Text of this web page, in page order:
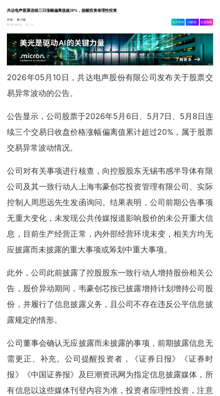
共达电声股票连续三日涨幅偏离值超20%，提醒投资者理性投资
作者：集小微
05-10 16:51
1.4w
相关舆情 AI解读 生成海报
2026年05月10日，共达电声股份有限公司发布关于股票交
易异常波动的公告。
公告显示，公司股票于2026年5月6日、5月7日、5月8日连
续三个交易日收盘价格涨幅偏离值累计超过20%，属于股票
交易异常波动情况。
公司对有关事项进行核查，向控股股东无锡韦感半导体有限
公司及其一致行动人上海韦豪创芯投资管理有限公司、实际
控制人周思远先生发函询问。结果表明，公司前期公告事项
无重大变化，未发现公共传媒报道影响股价的未公开重大信
息，目前生产经营正常，内外部经营环境未变，相关方均无
应披露而未披露的重大事项或筹划中重大事项。
此外，公司此前披露了控股股东一致行动人增持股份相关公
告，股价异动期间，韦豪创芯按已披露增持计划增持公司股
份，并履行了信息披露义务，且公司不存在违反公平信息披
露规定的情形。
公司董事会确认无应披露而未披露的事项，前期披露信息无
需更正、补充。公司提醒投资者，《证券日报》《证券时
报》《中国证券报》及巨潮资讯网为指定信息披露媒体，所
有信息以这些媒体刊登内容为准，投资者应理性投资，注意